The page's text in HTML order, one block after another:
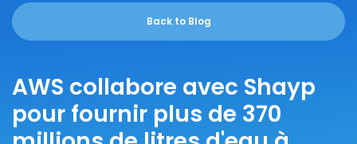
Back to Blog
AWS collabore avec Shayp
pour fournir plus de 370